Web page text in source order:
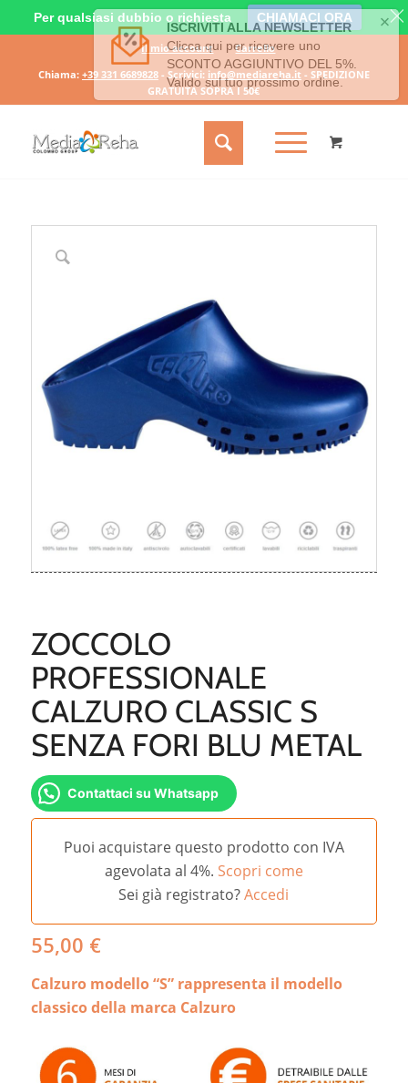
Il mio account
Carrello
Chiama: +39 331 6689828- Scrivici: info@mediareha.it- SPEDIZIONE
GRATUITA SOPRA I 50€
ZOCCOLO
PROFESSIONALE
CALZURO CLASSIC S
SENZA FORI BLU METAL
Contattaci su Whatsapp
Puoi acquistare questo prodotto con IVA
agevolata al 4%. Scopri come
Sei già registrato?Accedi
55,00 €
Calzuro modello “S” rappresenta il modello
classico della marca Calzuro
Per qualsiasi dubbio o richiesta CHIAMACI ORA